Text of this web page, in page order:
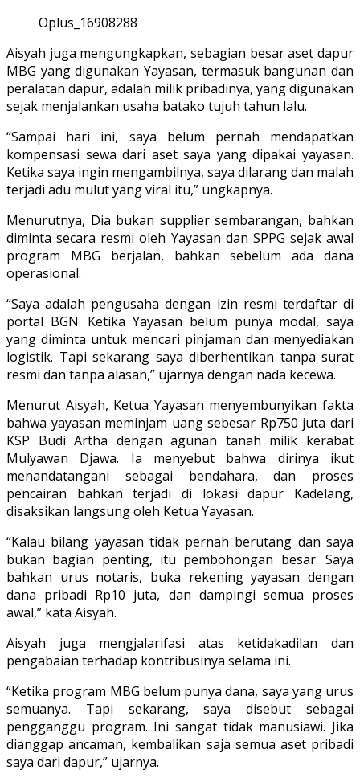
Oplus_16908288
Aisyah juga mengungkapkan, sebagian besar aset dapur
MBG yang digunakan Yayasan, termasuk bangunan dan
peralatan dapur, adalah milik pribadinya, yang digunakan
sejak menjalankan usaha batako tujuh tahun lalu.
“Sampai hari ini, saya belum pernah mendapatkan
kompensasi sewa dari aset saya yang dipakai yayasan.
Ketika saya ingin mengambilnya, saya dilarang dan malah
terjadi adu mulut yang viral itu,” ungkapnya.
Menurutnya, Dia bukan supplier sembarangan, bahkan
diminta secara resmi oleh Yayasan dan SPPG sejak awal
program MBG berjalan, bahkan sebelum ada dana
operasional.
“Saya adalah pengusaha dengan izin resmi terdaftar di
portal BGN. Ketika Yayasan belum punya modal, saya
yang diminta untuk mencari pinjaman dan menyediakan
logistik. Tapi sekarang saya diberhentikan tanpa surat
resmi dan tanpa alasan,” ujarnya dengan nada kecewa.
Menurut Aisyah, Ketua Yayasan menyembunyikan fakta
bahwa yayasan meminjam uang sebesar Rp750 juta dari
KSP Budi Artha dengan agunan tanah milik kerabat
Mulyawan Djawa. Ia menyebut bahwa dirinya ikut
menandatangani sebagai bendahara, dan proses
pencairan bahkan terjadi di lokasi dapur Kadelang,
disaksikan langsung oleh Ketua Yayasan.
“Kalau bilang yayasan tidak pernah berutang dan saya
bukan bagian penting, itu pembohongan besar. Saya
bahkan urus notaris, buka rekening yayasan dengan
dana pribadi Rp10 juta, dan dampingi semua proses
awal,” kata Aisyah.
Aisyah juga mengjalarifasi atas ketidakadilan dan
pengabaian terhadap kontribusinya selama ini.
“Ketika program MBG belum punya dana, saya yang urus
semuanya. Tapi sekarang, saya disebut sebagai
pengganggu program. Ini sangat tidak manusiawi. Jika
dianggap ancaman, kembalikan saja semua aset pribadi
saya dari dapur,” ujarnya.